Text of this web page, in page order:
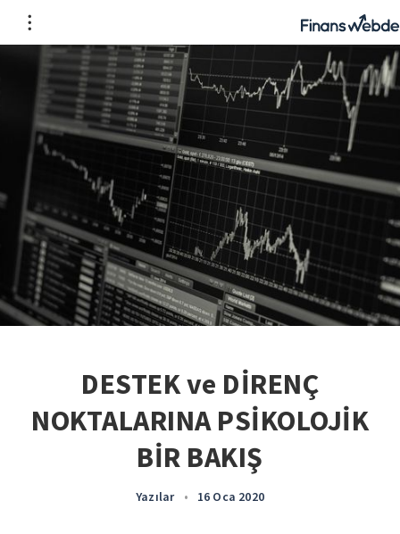
DESTEK ve DİRENÇ
NOKTALARINA PSİKOLOJİK
BİR BAKIŞ
Yazılar • 16 Oca 2020